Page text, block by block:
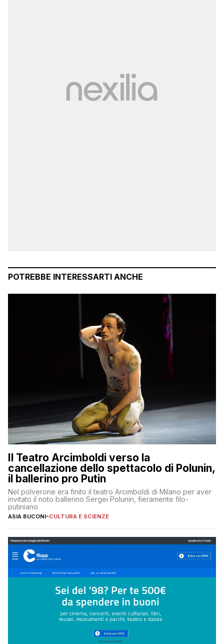
POTREBBE INTERESSARTI ANCHE
Il Teatro Arcimboldi verso la
cancellazione dello spettacolo di Polunin,
il ballerino pro Putin
Nel polverone era finito il teatro Arcimboldi di Milano per aver
invitato il noto ballerino Sergei Polunin, fieramente filo-
putiniano
ASIA BUCONI-CULTURA E SCIENZE